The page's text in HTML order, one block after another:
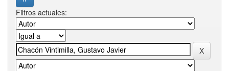
Filtros actuales: